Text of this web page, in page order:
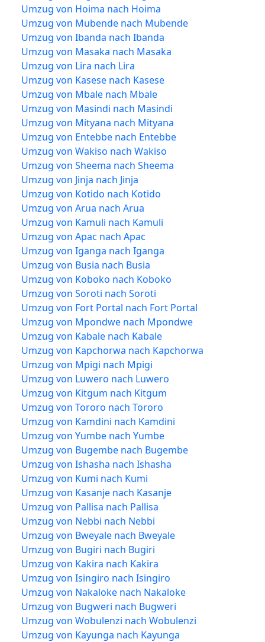
Umzug von Hoima nach Hoima
Umzug von Mubende nach Mubende
Umzug von Ibanda nach Ibanda
Umzug von Masaka nach Masaka
Umzug von Lira nach Lira
Umzug von Kasese nach Kasese
Umzug von Mbale nach Mbale
Umzug von Masindi nach Masindi
Umzug von Mityana nach Mityana
Umzug von Entebbe nach Entebbe
Umzug von Wakiso nach Wakiso
Umzug von Sheema nach Sheema
Umzug von Jinja nach Jinja
Umzug von Kotido nach Kotido
Umzug von Arua nach Arua
Umzug von Kamuli nach Kamuli
Umzug von Apac nach Apac
Umzug von Iganga nach Iganga
Umzug von Busia nach Busia
Umzug von Koboko nach Koboko
Umzug von Soroti nach Soroti
Umzug von Fort Portal nach Fort Portal
Umzug von Mpondwe nach Mpondwe
Umzug von Kabale nach Kabale
Umzug von Kapchorwa nach Kapchorwa
Umzug von Mpigi nach Mpigi
Umzug von Luwero nach Luwero
Umzug von Kitgum nach Kitgum
Umzug von Tororo nach Tororo
Umzug von Kamdini nach Kamdini
Umzug von Yumbe nach Yumbe
Umzug von Bugembe nach Bugembe
Umzug von Ishasha nach Ishasha
Umzug von Kumi nach Kumi
Umzug von Kasanje nach Kasanje
Umzug von Pallisa nach Pallisa
Umzug von Nebbi nach Nebbi
Umzug von Bweyale nach Bweyale
Umzug von Bugiri nach Bugiri
Umzug von Kakira nach Kakira
Umzug von Isingiro nach Isingiro
Umzug von Nakaloke nach Nakaloke
Umzug von Bugweri nach Bugweri
Umzug von Wobulenzi nach Wobulenzi
Umzug von Kayunga nach Kayunga